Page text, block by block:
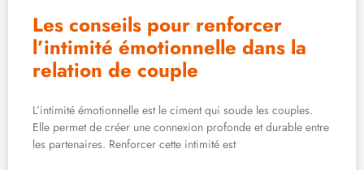
Les conseils pour renforcer
l’intimité émotionnelle dans la
relation de couple
L’intimité émotionnelle est le ciment qui soude les couples.
Elle permet de créer une connexion profonde et durable entre
les partenaires. Renforcer cette intimité est